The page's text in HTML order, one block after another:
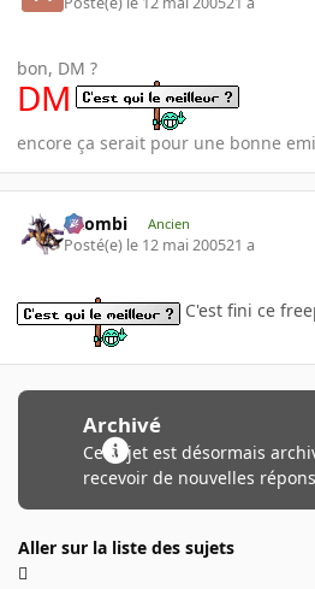
bon, DM ?
DM
encore ça serait pour une bonne
XZombi Ancien
Posté(e) le 12 mai 200521 a
C'est fini ce
Archivé
Ce sujet est désormais
recevoir de nouvelles
Aller sur la liste des sujets